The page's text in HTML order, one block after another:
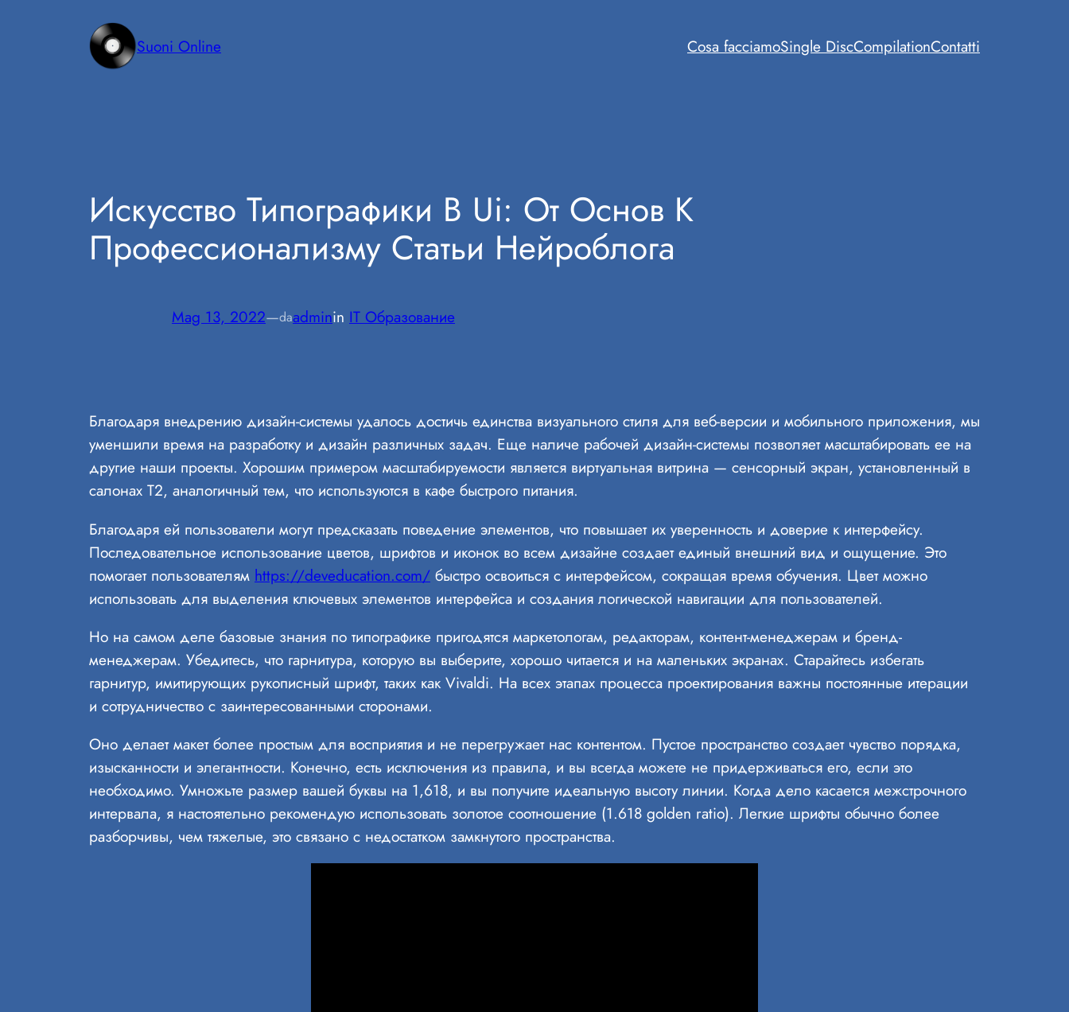
Suoni Online Cosa facciamoSingle DiscCompilationContatti
Искусство Типографики В Ui: От Основ К
Профессионализму Статьи Нейроблога
Mag 13, 2022—daadminin IT Образование
Благодаря внедрению дизайн-системы удалось достичь единства визуального стиля для веб-версии и мобильного приложения, мы
уменшили время на разработку и дизайн различных задач. Еще наличе рабочей дизайн-системы позволяет масштабировать ее на
другие наши проекты. Хорошим примером масштабируемости является виртуальная витрина — сенсорный экран, установленный в
салонах T2, аналогичный тем, что используются в кафе быстрого питания.
Благодаря ей пользователи могут предсказать поведение элементов, что повышает их уверенность и доверие к интерфейсу.
Последовательное использование цветов, шрифтов и иконок во всем дизайне создает единый внешний вид и ощущение. Это
помогает пользователям https://deveducation.com/ быстро освоиться с интерфейсом, сокращая время обучения. Цвет можно
использовать для выделения ключевых элементов интерфейса и создания логической навигации для пользователей.
Но на самом деле базовые знания по типографике пригодятся маркетологам, редакторам, контент-менеджерам и бренд-
менеджерам. Убедитесь, что гарнитура, которую вы выберите, хорошо читается и на маленьких экранах. Старайтесь избегать
гарнитур, имитирующих рукописный шрифт, таких как Vivaldi. На всех этапах процесса проектирования важны постоянные итерации
и сотрудничество с заинтересованными сторонами.
Оно делает макет более простым для восприятия и не перегружает нас контентом. Пустое пространство создает чувство порядка,
изысканности и элегантности. Конечно, есть исключения из правила, и вы всегда можете не придерживаться его, если это
необходимо. Умножьте размер вашей буквы на 1,618, и вы получите идеальную высоту линии. Когда дело касается межстрочного
интервала, я настоятельно рекомендую использовать золотое соотношение (1.618 golden ratio). Легкие шрифты обычно более
разборчивы, чем тяжелые, это связано с недостатком замкнутого пространства.